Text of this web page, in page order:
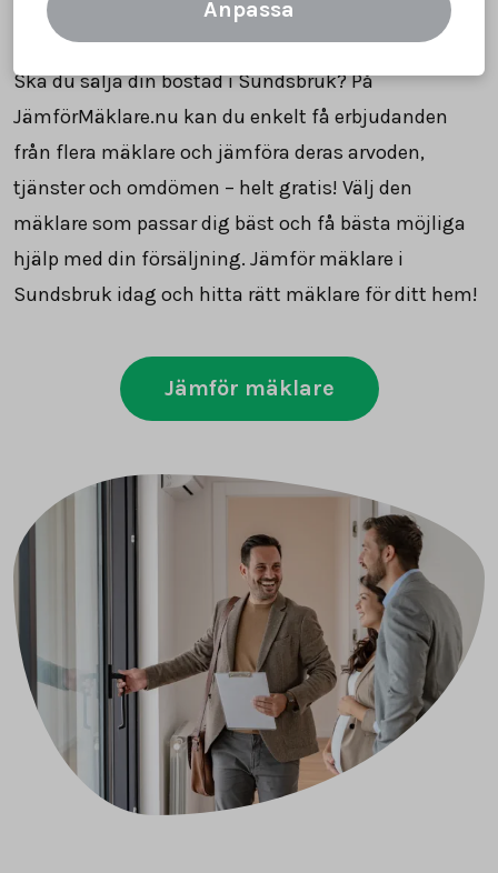
Jämför mäklare i Sundsbruk
Ska du sälja din bostad i Sundsbruk? På
JämförMäklare.nu kan du enkelt få erbjudanden
från flera mäklare och jämföra deras arvoden,
tjänster och omdömen – helt gratis! Välj den
mäklare som passar dig bäst och få bästa möjliga
hjälp med din försäljning. Jämför mäklare i
Sundsbruk idag och hitta rätt mäklare för ditt hem!
Jämför mäklare
Anpassa